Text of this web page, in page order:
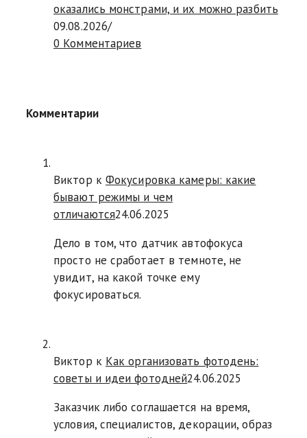
оказались монстрами, и их можно разбить
09.08.2026/
0 Комментариев
Комментарии
Виктор к Фокусировка камеры: какие
бывают режимы и чем
отличаются24.06.2025
Дело в том, что датчик автофокуса
просто не сработает в темноте, не
увидит, на какой точке ему
фокусироваться.
Виктор к Как организовать фотодень:
советы и идеи фотодней24.06.2025
Заказчик либо соглашается на время,
условия, специалистов, декорации, образ